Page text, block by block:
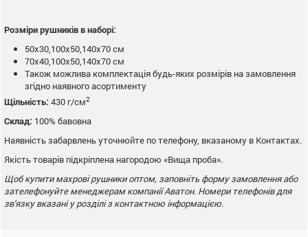
Розміри рушників в наборі:
50x30,100x50,140x70 см
70x40,100x50,140x70 см
Також можлива комплектація будь-яких розмірів на замовлення
згідно наявного асортименту
Щільність: 430 г/см2
Склад: 100% бавовна
Наявність забарвлень уточнюйте по телефону, вказаному в Контактах.
Якість товарів підкріплена нагородою «Вища проба».
Щоб купити махрові рушники оптом, заповніть форму замовлення або
зателефонуйте менеджерам компаніїАватон. Номери телефонів для
зв'язку вказані у розділі з контактною інформацією.